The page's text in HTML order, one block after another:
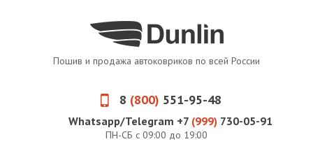
Пошив и продажа автоковриков по всей России
8 (800) 551-95-48
Whatsapp/Telegram +7 (999) 730-05-91
ПН-СБ с 09:00 до 19:00